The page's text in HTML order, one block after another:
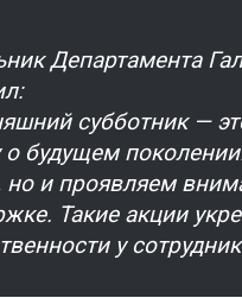
Департамента
субботник —
о будущем
но и проявляем
Такие акции
у